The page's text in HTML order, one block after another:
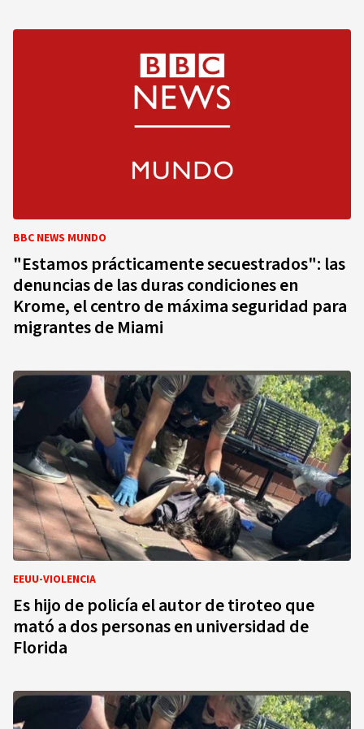
BBC NEWS MUNDO
"Estamos prácticamente secuestrados": las
denuncias de las duras condiciones en
Krome, el centro de máxima seguridad para
migrantes de Miami
EEUU-VIOLENCIA
Es hijo de policía el autor de tiroteo que
mató a dos personas en universidad de
Florida